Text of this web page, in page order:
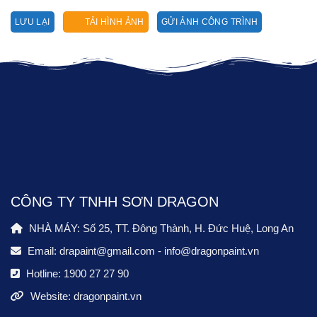
LƯU LẠI TẢI HÌNH ẢNH GỬI ẢNH CÔNG TRÌNH
CÔNG TY TNHH SƠN DRAGON
NHÀ MÁY: Số 25, TT. Đông Thành, H. Đức Huệ, Long An
Email: drapaint@gmail.com - info@dragonpaint.vn
Hotline: 1900 27 27 90
Website: dragonpaint.vn